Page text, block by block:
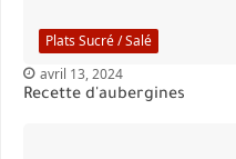
Plats Sucré / Salé
avril 13, 2024
Recette d'aubergines